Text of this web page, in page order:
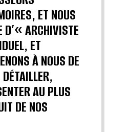
ET NOUS
D’« ARCHIVISTE
ET
À NOUS DE
AU PLUS
DE NOS